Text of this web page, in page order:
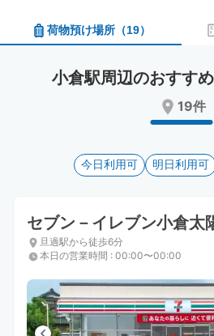
calendar
and
date.
the
keyboard
shortcuts
for
changing
dates.
calendar
and
a
date.
mark
key
the
keyboard
shortcuts
for
changing
dates.
荷物預け場所 （19）
小倉駅周辺のおすす
19件
今日利用可 明日利用可
セブン－イレブン小倉太
旦過駅から徒歩6分
本日の営業時間 : 00:00〜00:00